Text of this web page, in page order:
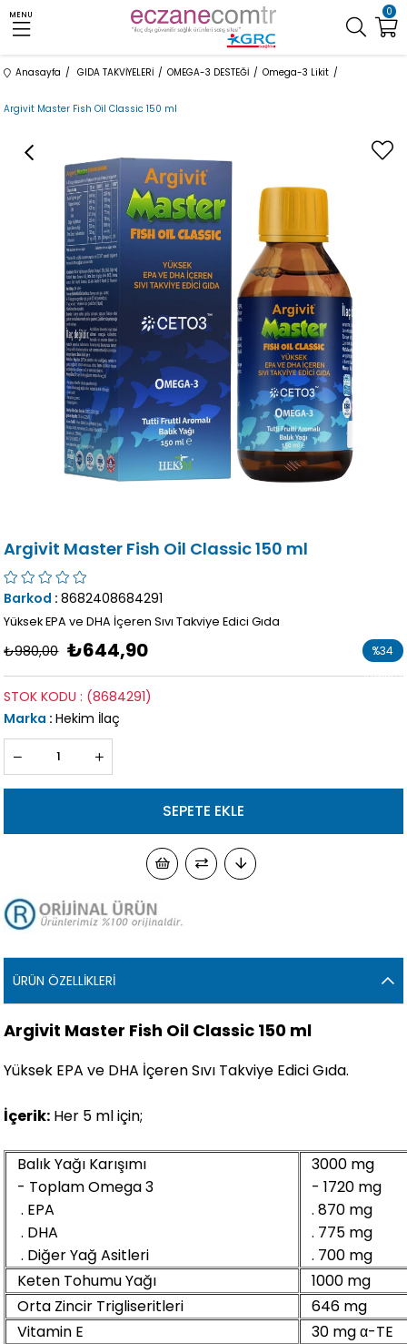
0
MENU
Anasayfa GIDA TAKVİYELERİ OMEGA-3 DESTEĞİ Omega-3 Likit
Argivit Master Fish Oil Classic 150 ml
Argivit Master Fish Oil Classic 150 ml
Barkod : 8682408684291
Yüksek EPA ve DHA İçeren Sıvı Takviye Edici Gıda
₺980,00 ₺644,90 %34
İndirim
(8684291)
STOK KODU
Marka : Hekim İlaç
ÜRÜN ÖZELLIKLERI
Argivit Master Fish Oil Classic 150 ml
Yüksek EPA ve DHA İçeren Sıvı Takviye Edici Gıda.
İçerik: Her 5 ml için;
Balık Yağı Karışımı
- Toplam Omega 3
. EPA
. DHA
. Diğer Yağ Asitleri
3000 mg
- 1720 mg
. 870 mg
. 775 mg
. 700 mg
Keten Tohumu Yağı
1000 mg
Orta Zincir Trigliseritleri
646 mg
Vitamin E
30 mg α-TE